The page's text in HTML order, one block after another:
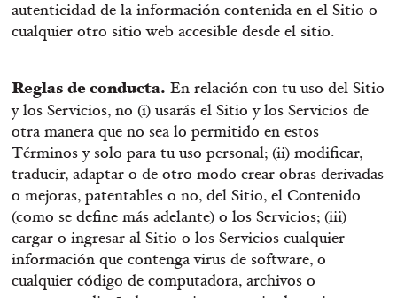
autenticidad de la información contenida en el Sitio o
cualquier otro sitio web accesible desde el sitio.
Reglas de conducta. En relación con tu uso del Sitio
y los Servicios, no (i) usarás el Sitio y los Servicios de
otra manera que no sea lo permitido en estos
Términos y solo para tu uso personal; (ii) modificar,
traducir, adaptar o de otro modo crear obras derivadas
o mejoras, patentables o no, del Sitio, el Contenido
(como se define más adelante) o los Servicios; (iii)
cargar o ingresar al Sitio o los Servicios cualquier
información que contenga virus de software, o
cualquier código de computadora, archivos o